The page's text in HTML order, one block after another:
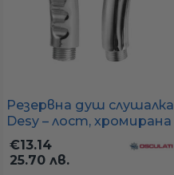
Резервна душ слушалка
Desy – лост, хромирана
пластмаса
€13.14
25.70 лв.